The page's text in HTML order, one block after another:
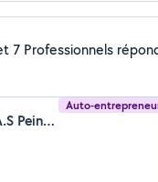
7 Professionnels
Auto-
Stéphane Dupont (A.S Peinture et Multi-Services)